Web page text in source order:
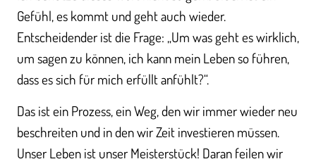
Gefühl, es kommt und geht auch wieder.
Entscheidender ist die Frage: „Um was geht es wirklich,
um sagen zu können, ich kann mein Leben so führen,
dass es sich für mich erfüllt anfühlt?“.
Das ist ein Prozess, ein Weg, den wir immer wieder neu
beschreiten und in den wir Zeit investieren müssen.
Unser Leben ist unser Meisterstück! Daran feilen wir